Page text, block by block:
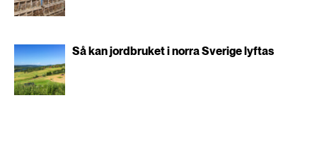
Så kan jordbruket i norra Sverige lyftas